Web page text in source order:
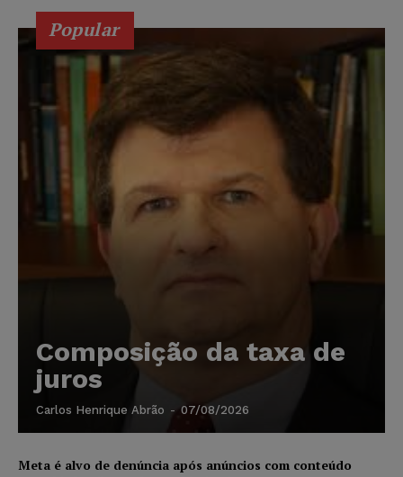
Popular
Composição da taxa de
juros
Carlos Henrique Abrão - 07/08/2026
Meta é alvo de denúncia após anúncios com conteúdo